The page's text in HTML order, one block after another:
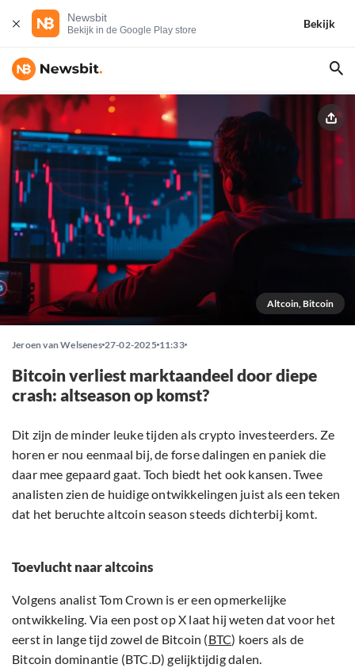
Newsbit
Bekijk in de Google Play store
Bekijk
Altcoin, Bitcoin
Jeroen van Welsenes 27-02-2025 11:33
Bitcoin verliest marktaandeel door diepe
crash: altseason op komst?
Dit zijn de minder leuke tijden als crypto investeerders. Ze
horen er nou eenmaal bij, de forse dalingen en paniek die
daar mee gepaard gaat. Toch biedt het ook kansen. Twee
analisten zien de huidige ontwikkelingen juist als een teken
dat het beruchte altcoin season steeds dichterbij komt.
Toevlucht naar altcoins
Volgens analist Tom Crown is er een opmerkelijke
ontwikkeling. Via een post op X laat hij weten dat voor het
eerst in lange tijd zowel de Bitcoin (BTC) koers als de
Bitcoin dominantie (BTC.D) gelijktijdig dalen.